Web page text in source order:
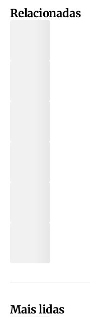
Relacionadas
Mais lidas